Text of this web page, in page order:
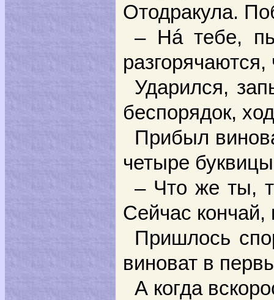
Отодракула.
– Нá тебе,
Ударился,
беспорядок,
Прибыл
четыре
– Что же ты,
Сейчас
Пришлось
виноват в
А когда